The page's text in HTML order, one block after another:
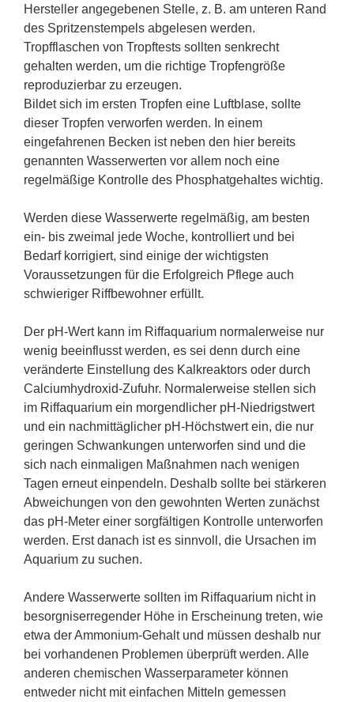
Hersteller angegebenen Stelle, z. B. am unteren Rand
des Spritzenstempels abgelesen werden.
Tropfflaschen von Tropftests sollten senkrecht
gehalten werden, um die richtige Tropfengröße
reproduzierbar zu erzeugen.
Bildet sich im ersten Tropfen eine Luftblase, sollte
dieser Tropfen verworfen werden. In einem
eingefahrenen Becken ist neben den hier bereits
genannten Wasserwerten vor allem noch eine
regelmäßige Kontrolle des Phosphatgehaltes wichtig.
Werden diese Wasserwerte regelmäßig, am besten
ein- bis zweimal jede Woche, kontrolliert und bei
Bedarf korrigiert, sind einige der wichtigsten
Voraussetzungen für die Erfolgreich Pflege auch
schwieriger Riffbewohner erfüllt.
Der pH-Wert kann im Riffaquarium normalerweise nur
wenig beeinflusst werden, es sei denn durch eine
veränderte Einstellung des Kalkreaktors oder durch
Calciumhydroxid-Zufuhr. Normalerweise stellen sich
im Riffaquarium ein morgendlicher pH-Niedrigstwert
und ein nachmittäglicher pH-Höchstwert ein, die nur
geringen Schwankungen unterworfen sind und die
sich nach einmaligen Maßnahmen nach wenigen
Tagen erneut einpendeln. Deshalb sollte bei stärkeren
Abweichungen von den gewohnten Werten zunächst
das pH-Meter einer sorgfältigen Kontrolle unterworfen
werden. Erst danach ist es sinnvoll, die Ursachen im
Aquarium zu suchen.
Andere Wasserwerte sollten im Riffaquarium nicht in
besorgniserregender Höhe in Erscheinung treten, wie
etwa der Ammonium-Gehalt und müssen deshalb nur
bei vorhandenen Problemen überprüft werden. Alle
anderen chemischen Wasserparameter können
entweder nicht mit einfachen Mitteln gemessen